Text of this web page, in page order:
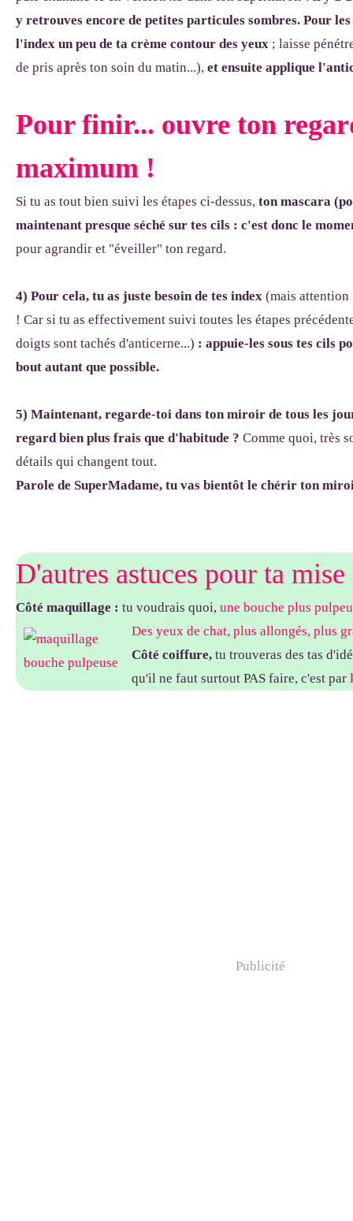
y retrouves encore de petites particules sombres. Pour les
l'index un peu de ta crème contour des yeux ; laisse
de pris après ton soin du matin...), et ensuite applique
Pour finir... ouvre ton
maximum !
Si tu as tout bien suivi les étapes ci-dessus, ton mascara
maintenant presque séché sur tes cils : c'est donc le
pour agrandir et "éveiller" ton regard.
4) Pour cela, tu as juste besoin de tes index (mais attention
! Car si tu as effectivement suivi toutes les étapes
doigts sont tachés d'anticerne...) : appuie-les sous tes cils
bout autant que possible.
5) Maintenant, regarde-toi dans ton miroir de tous les
regard bien plus frais que d'habitude ? Comme quoi, très
détails qui changent tout.
Parole de SuperMadame, tu vas bientôt le chérir ton
D'autres astuces pour ta mise
Côté maquillage : tu voudrais quoi, une bouche plus
Des yeux de chat, plus allongés, plus
Côté coiffure, tu trouveras des tas
qu'il ne faut surtout PAS faire, c'est par
Publicité